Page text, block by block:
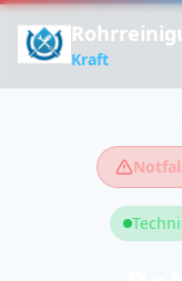
Kraft